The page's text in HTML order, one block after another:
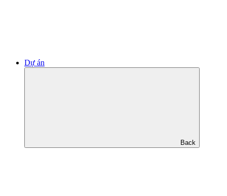
Dự án
Back